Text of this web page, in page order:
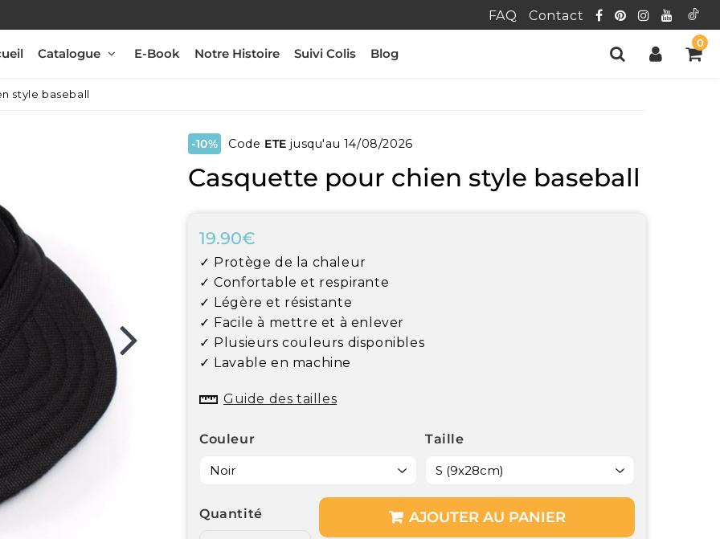
FAQ Contact
Catalogue E-Book Notre Histoire Suivi Colis Blog
0
style baseball
-10% Code ETE jusqu'au 14/08/2026
Casquette pour chien style baseball
19.90€
price
✓ Protège de la chaleur
✓ Confortable et respirante
✓ Légère et résistante
✓ Facile à mettre et à enlever
✓ Plusieurs couleurs disponibles
✓ Lavable en machine
Guide des tailles
Couleur Taille
Quantité AJOUTER AU PANIER